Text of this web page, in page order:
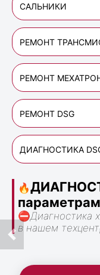
САЛЬНИКИ
РЕМОНТ
РЕМОНТ
РЕМОНТ DSG
ДИАГНОСТИКА
🔥
⛔Диагностика
в нашем